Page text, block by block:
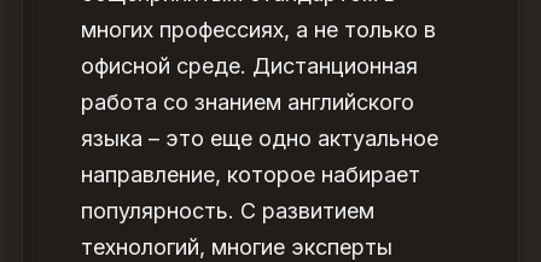
многих профессиях, а не только в
офисной среде. Дистанционная
работа со знанием английского
языка – это еще одно актуальное
направление, которое набирает
популярность. С развитием
технологий, многие эксперты